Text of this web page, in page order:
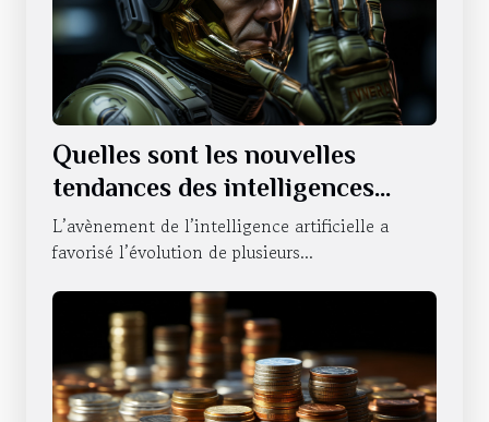
Quelles sont les nouvelles
tendances des intelligences
artificielles sur le statut du
NVIDIA ?
L’avènement de l’intelligence artificielle a
favorisé l’évolution de plusieurs...